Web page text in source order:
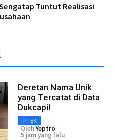
Tuntut Realisasi
Deretan Nama Unik
yang Tercatat di Data
Dukcapil
IPTEK
OlehYeptro
5 jam yang lalu